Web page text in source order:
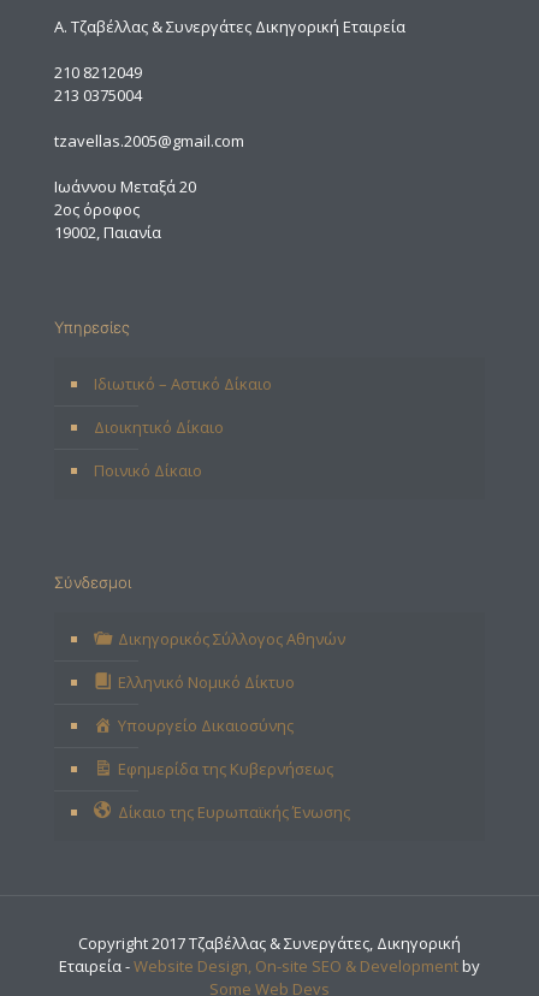
A. Τζαβέλλας & Συνεργάτες Δικηγορική Εταιρεία
210 8212049
213 0375004
tzavellas.2005@gmail.com
Ιωάννου Μεταξά 20
2ος όροφος
19002, Παιανία
Υπηρεσίες
Ιδιωτικό – Αστικό Δίκαιο
Διοικητικό Δίκαιο
Ποινικό Δίκαιο
Σύνδεσμοι
Δικηγορικός Σύλλογος Αθηνών
Ελληνικό Νομικό Δίκτυο
Υπουργείο Δικαιοσύνης
Εφημερίδα της Κυβερνήσεως
Δίκαιο της Ευρωπαϊκής Ένωσης
Copyright 2017 Τζαβέλλας & Συνεργάτες, Δικηγορική
Εταιρεία -Website Design, On-site SEO & Developmentby
Some Web Devs